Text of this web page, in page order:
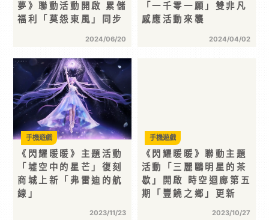
夢》聯動活動開啟 累儲
福利「莫怨東風」同步
2024/06/20
「一千零一願」雙非凡
感應活動來襲
2024/04/02
《閃耀暖暖》主題活動
「墟空中的星芒」復刻
商城上新「弗雷迪的航
線」
2023/11/23
手機遊戲
《閃耀暖暖》聯動主題
活動「三麗鷗明星的茶
歇」開啟 時空迴廊第五
期「豐饒之鄉」更新
2023/10/27
手機遊戲